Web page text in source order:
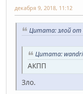
декабря 9, 2018, 11:12
Цитата: злой от
Цитата:
АКПП
Зло.